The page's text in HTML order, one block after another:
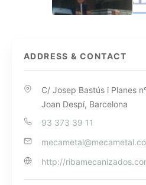
ADDRESS & CONTACT
C/ Josep Bastús i Planes
Joan Despí, Barcelona
93 373 39 11
http://